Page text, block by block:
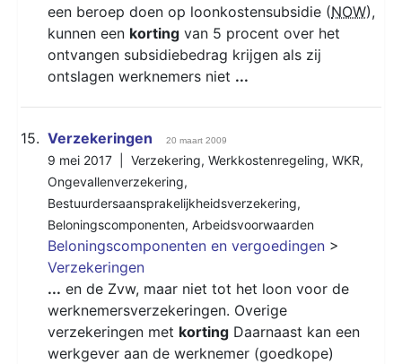
een beroep doen op loonkostensubsidie (NOW),
kunnen een korting van 5 procent over het
ontvangen subsidiebedrag krijgen als zij
ontslagen werknemers niet ...
15. Verzekeringen 20 maart 2009
9 mei 2017 | Verzekering, Werkkostenregeling, WKR,
Ongevallenverzekering,
Bestuurdersaansprakelijkheidsverzekering,
Beloningscomponenten, Arbeidsvoorwaarden
Beloningscomponenten en vergoedingen >
Verzekeringen
... en de Zvw, maar niet tot het loon voor de
werknemersverzekeringen. Overige
verzekeringen met korting Daarnaast kan een
werkgever aan de werknemer (goedkope)